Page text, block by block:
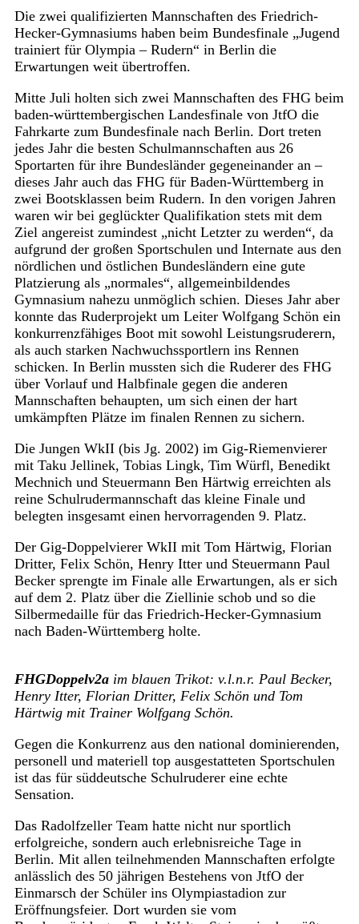
Die zwei qualifizierten Mannschaften des Friedrich-
Hecker-Gymnasiums haben beim Bundesfinale „Jugend
trainiert für Olympia – Rudern“ in Berlin die
Erwartungen weit übertroffen.
Mitte Juli holten sich zwei Mannschaften des FHG beim
baden-württembergischen Landesfinale von JtfO die
Fahrkarte zum Bundesfinale nach Berlin. Dort treten
jedes Jahr die besten Schulmannschaften aus 26
Sportarten für ihre Bundesländer gegeneinander an –
dieses Jahr auch das FHG für Baden-Württemberg in
zwei Bootsklassen beim Rudern. In den vorigen Jahren
waren wir bei geglückter Qualifikation stets mit dem
Ziel angereist zumindest „nicht Letzter zu werden“, da
aufgrund der großen Sportschulen und Internate aus den
nördlichen und östlichen Bundesländern eine gute
Platzierung als „normales“, allgemeinbildendes
Gymnasium nahezu unmöglich schien. Dieses Jahr aber
konnte das Ruderprojekt um Leiter Wolfgang Schön ein
konkurrenzfähiges Boot mit sowohl Leistungsruderern,
als auch starken Nachwuchssportlern ins Rennen
schicken. In Berlin mussten sich die Ruderer des FHG
über Vorlauf und Halbfinale gegen die anderen
Mannschaften behaupten, um sich einen der hart
umkämpften Plätze im finalen Rennen zu sichern.
Die Jungen WkII (bis Jg. 2002) im Gig-Riemenvierer
mit Taku Jellinek, Tobias Lingk, Tim Würfl, Benedikt
Mechnich und Steuermann Ben Härtwig erreichten als
reine Schulrudermannschaft das kleine Finale und
belegten insgesamt einen hervorragenden 9. Platz.
Der Gig-Doppelvierer WkII mit Tom Härtwig, Florian
Dritter, Felix Schön, Henry Itter und Steuermann Paul
Becker sprengte im Finale alle Erwartungen, als er sich
auf dem 2. Platz über die Ziellinie schob und so die
Silbermedaille für das Friedrich-Hecker-Gymnasium
nach Baden-Württemberg holte.
FHGDoppelv2a im blauen Trikot: v.l.n.r. Paul Becker,
Henry Itter, Florian Dritter, Felix Schön und Tom
Härtwig mit Trainer Wolfgang Schön.
Gegen die Konkurrenz aus den national dominierenden,
personell und materiell top ausgestatteten Sportschulen
ist das für süddeutsche Schulruderer eine echte
Sensation.
Das Radolfzeller Team hatte nicht nur sportlich
erfolgreiche, sondern auch erlebnisreiche Tage in
Berlin. Mit allen teilnehmenden Mannschaften erfolgte
anlässlich des 50 jährigen Bestehens von JtfO der
Einmarsch der Schüler ins Olympiastadion zur
Eröffnungsfeier. Dort wurden sie vom